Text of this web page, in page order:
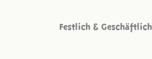
Festlich & Geschäftlich